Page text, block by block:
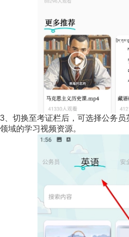
3、切换至考证栏后，可选择公务
领域的学习视频资源。